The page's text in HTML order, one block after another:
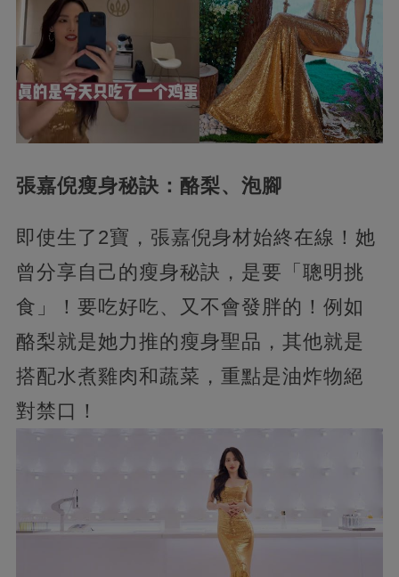
張嘉倪瘦身秘訣：酪梨、泡腳
即使生了2寶，張嘉倪身材始終在線！她
曾分享自己的瘦身秘訣，是要「聰明挑
食」！要吃好吃、又不會發胖的！例如
酪梨就是她力推的瘦身聖品，其他就是
搭配水煮雞肉和蔬菜，重點是油炸物絕
對禁口！